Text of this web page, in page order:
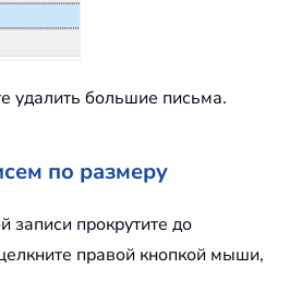
удалить большие письма.
по размеру
записи прокрутите до
правой кнопкой мыши,